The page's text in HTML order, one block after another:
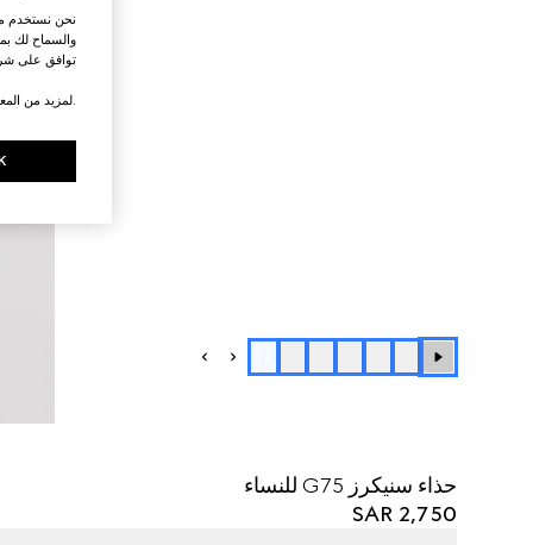
حذاء سنيكرز G75 للنساء
SAR 2,750
نحن نستخدم
والسماح لك
توافق على
.لمزيد من